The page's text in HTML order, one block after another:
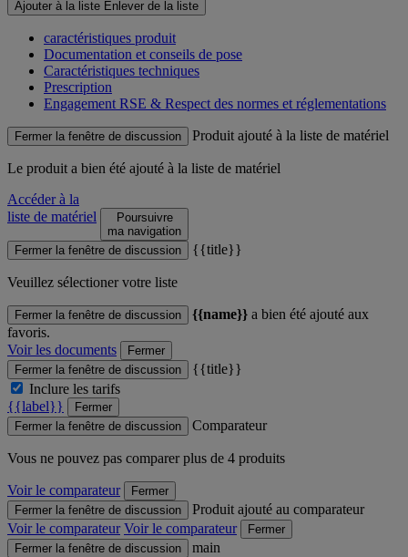
Ajouter à la liste Enlever de la liste
caractéristiques produit
Documentation et conseils de pose
Caractéristiques techniques
Prescription
Engagement RSE & Respect des normes et réglementations
Fermer la fenêtre de discussion Produit ajouté à la liste de matériel
Le produit a bien été ajouté à la liste de matériel
Accéder à la
liste de matériel
Poursuivre
ma navigation
Fermer la fenêtre de discussion
{{title}}
Veuillez sélectioner votre liste
Fermer la fenêtre de discussion {{name}} a bien été ajouté aux
favoris.
Voir les documents
Fermer
Fermer la fenêtre de discussion
{{title}}
Inclure les tarifs
{{label}}
Fermer
Fermer la fenêtre de discussion
Comparateur
Vous ne pouvez pas comparer plus de 4 produits
Voir le comparateur
Fermer
Fermer la fenêtre de discussion
Produit ajouté au comparateur
Voir le comparateur Voir le comparateur
Fermer
Fermer la fenêtre de discussion
main